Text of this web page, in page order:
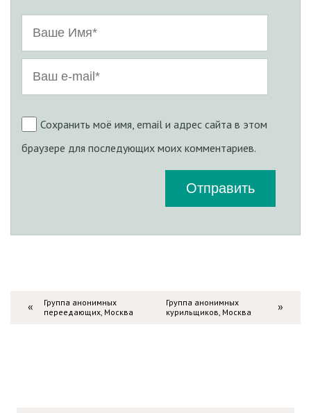
Сохранить моё имя, email и адрес сайта в этом
браузере для последующих моих комментариев.
«
Группа анонимных
переедающих, Москва
Группа анонимных
курильщиков, Москва
»